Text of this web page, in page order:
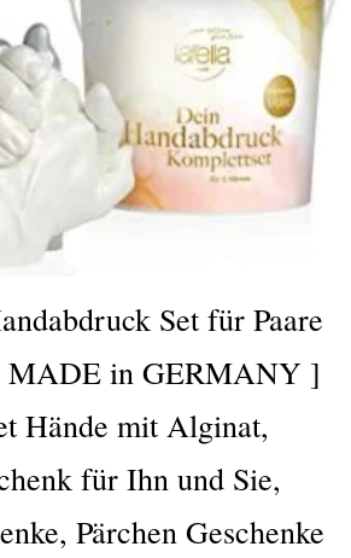
Set für Paare
MADE in GERMANY ]
Hände mit Alginat,
für Ihn und Sie,
Pärchen Geschenke